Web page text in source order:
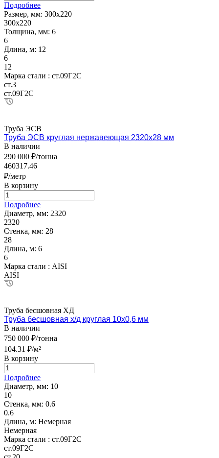
Подробнее
Размер, мм: 300х220
300х220
Толщина, мм: 6
6
Длина, м: 12
6
12
Марка стали : ст.09Г2С
ст.3
ст.09Г2С
Труба ЭСВ
Труба ЭСВ круглая нержавеющая 2320х28 мм
В наличии
290 000 ₽/тонна
460317.46
₽/метр
В корзину
Подробнее
Диаметр, мм: 2320
2320
Стенка, мм: 28
28
Длина, м: 6
6
Марка стали : AISI
AISI
Труба бесшовная ХД
Труба бесшовная х/д круглая 10х0,6 мм
В наличии
750 000 ₽/тонна
104.31 ₽/м²
В корзину
Подробнее
Диаметр, мм: 10
10
Стенка, мм: 0.6
0.6
Длина, м: Немерная
Немерная
Марка стали : ст.09Г2С
ст.09Г2С